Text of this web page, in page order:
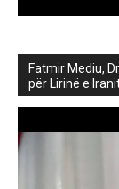
Fatmir Mediu,
për Lirinë e